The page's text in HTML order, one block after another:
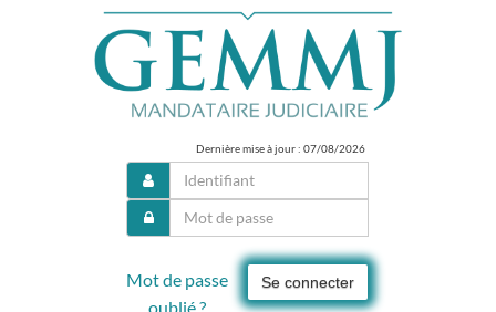
Dernière mise à jour : 07/08/2026
Se connecter
Mot de passe
oublié ?